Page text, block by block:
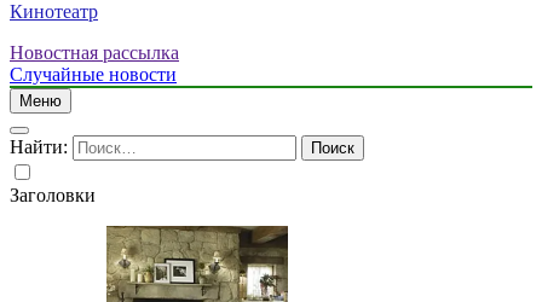
Кинотеатр
Новостная рассылка
Случайные новости
Меню
Найти:
Заголовки